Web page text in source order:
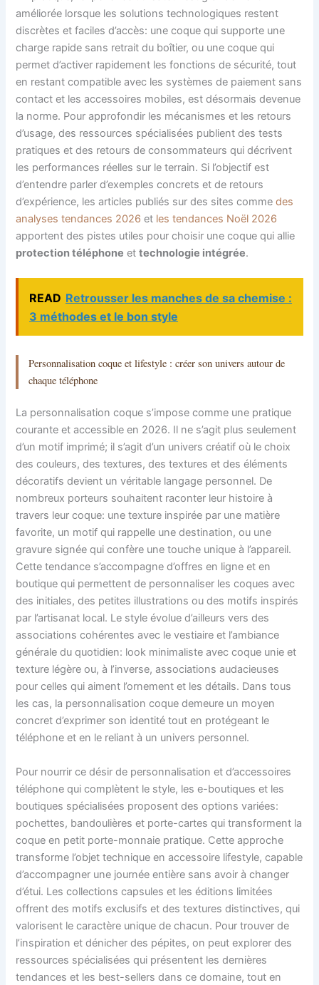
améliorée lorsque les solutions technologiques restent
discrètes et faciles d’accès: une coque qui supporte une
charge rapide sans retrait du boîtier, ou une coque qui
permet d’activer rapidement les fonctions de sécurité, tout
en restant compatible avec les systèmes de paiement sans
contact et les accessoires mobiles, est désormais devenue
la norme. Pour approfondir les mécanismes et les retours
d’usage, des ressources spécialisées publient des tests
pratiques et des retours de consommateurs qui décrivent
les performances réelles sur le terrain. Si l’objectif est
d’entendre parler d’exemples concrets et de retours
d’expérience, les articles publiés sur des sites commedes
analyses tendances 2026 et les tendances Noël 2026
apportent des pistes utiles pour choisir une coque qui allie
protection téléphone ettechnologie intégrée.
READ Retrousser les manches de sa chemise :
3 méthodes et le bon style
Personnalisation coque et lifestyle : créer son univers autour de
chaque téléphone
La personnalisation coque s’impose comme une pratique
courante et accessible en 2026. Il ne s’agit plus seulement
d’un motif imprimé; il s’agit d’un univers créatif où le choix
des couleurs, des textures, des textures et des éléments
décoratifs devient un véritable langage personnel. De
nombreux porteurs souhaitent raconter leur histoire à
travers leur coque: une texture inspirée par une matière
favorite, un motif qui rappelle une destination, ou une
gravure signée qui confère une touche unique à l’appareil.
Cette tendance s’accompagne d’offres en ligne et en
boutique qui permettent de personnaliser les coques avec
des initiales, des petites illustrations ou des motifs inspirés
par l’artisanat local. Le style évolue d’ailleurs vers des
associations cohérentes avec le vestiaire et l’ambiance
générale du quotidien: look minimaliste avec coque unie et
texture légère ou, à l’inverse, associations audacieuses
pour celles qui aiment l’ornement et les détails. Dans tous
les cas, la personnalisation coque demeure un moyen
concret d’exprimer son identité tout en protégeant le
téléphone et en le reliant à un univers personnel.
Pour nourrir ce désir de personnalisation et d’accessoires
téléphone qui complètent le style, les e-boutiques et les
boutiques spécialisées proposent des options variées:
pochettes, bandoulières et porte-cartes qui transforment la
coque en petit porte-monnaie pratique. Cette approche
transforme l’objet technique en accessoire lifestyle, capable
d’accompagner une journée entière sans avoir à changer
d’étui. Les collections capsules et les éditions limitées
offrent des motifs exclusifs et des textures distinctives, qui
valorisent le caractère unique de chacun. Pour trouver de
l’inspiration et dénicher des pépites, on peut explorer des
ressources spécialisées qui présentent les dernières
tendances et les best-sellers dans ce domaine, tout en